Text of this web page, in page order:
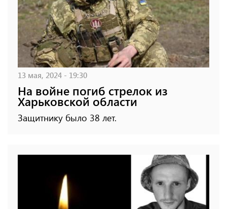
13 мая, 2024 - 19:30
На войне погиб стрелок из
Харьковской области
Защитнику было 38 лет.